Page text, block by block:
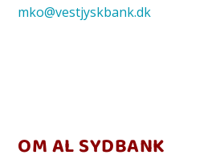
mko@vestjyskbank.dk
OM AL SYDBANK